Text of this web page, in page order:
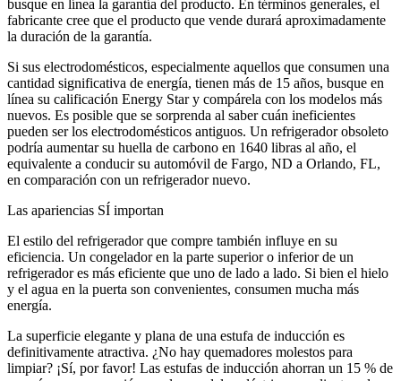
busque en línea la garantía del producto. En términos generales, el
fabricante cree que el producto que vende durará aproximadamente
la duración de la garantía.
Si sus electrodomésticos, especialmente aquellos que consumen una
cantidad significativa de energía, tienen más de 15 años, busque en
línea su calificación Energy Star y compárela con los modelos más
nuevos. Es posible que se sorprenda al saber cuán ineficientes
pueden ser los electrodomésticos antiguos. Un refrigerador obsoleto
podría aumentar su huella de carbono en 1640 libras al año, el
equivalente a conducir su automóvil de Fargo, ND a Orlando, FL,
en comparación con un refrigerador nuevo.
Las apariencias SÍ importan
El estilo del refrigerador que compre también influye en su
eficiencia. Un congelador en la parte superior o inferior de un
refrigerador es más eficiente que uno de lado a lado. Si bien el hielo
y el agua en la puerta son convenientes, consumen mucha más
energía.
La superficie elegante y plana de una estufa de inducción es
definitivamente atractiva. ¿No hay quemadores molestos para
limpiar? ¡Sí, por favor! Las estufas de inducción ahorran un 15 % de